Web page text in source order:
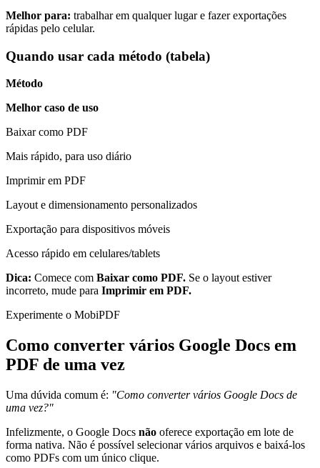
Melhor para: trabalhar em qualquer lugar e fazer exportações
rápidas pelo celular.
Quando usar cada método (tabela)
Método
Melhor caso de uso
Baixar como PDF
Mais rápido, para uso diário
Imprimir em PDF
Layout e dimensionamento personalizados
Exportação para dispositivos móveis
Acesso rápido em celulares/tablets
Dica: Comece com Baixar como PDF. Se o layout estiver
incorreto, mude para Imprimir em PDF.
Experimente o MobiPDF
Como converter vários Google Docs em
PDF de uma vez
Uma dúvida comum é: "Como converter vários Google Docs de
uma vez?"
Infelizmente, o Google Docs não oferece exportação em lote de
forma nativa. Não é possível selecionar vários arquivos e baixá-los
como PDFs com um único clique.